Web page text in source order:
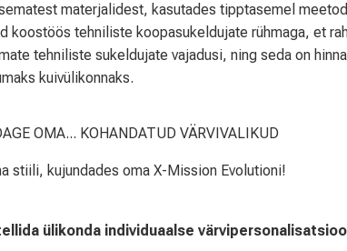
materjalidest, kasutades tipptasemel
koostöös tehniliste koopasukeldujate rühmaga, et
tehniliste sukeldujate vajadusi, ning seda on
kuivülikonnaks.
OMA... KOHANDATUD VÄRVIVALIKUD
stiili, kujundades oma X-Mission Evolutioni!
ülikonda individuaalse